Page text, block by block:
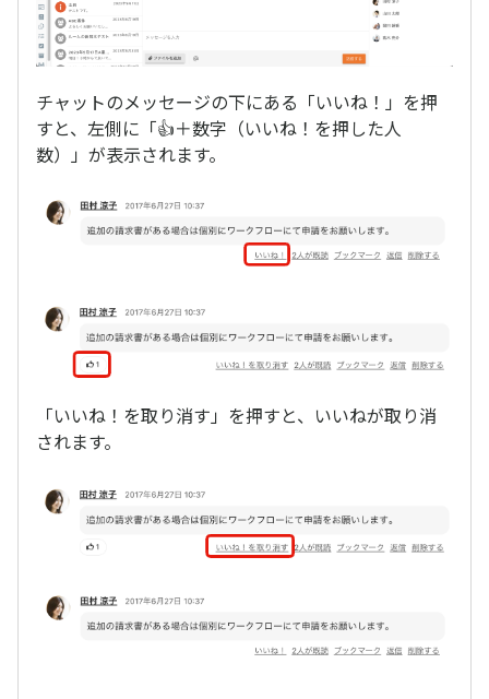
チャットのメッセージの下にある「いいね！」を押
すと、左側に「👍＋数字（いいね！を押した人
数）」が表示されます。
「いいね！を取り消す」を押すと、いいねが取り消
されます。